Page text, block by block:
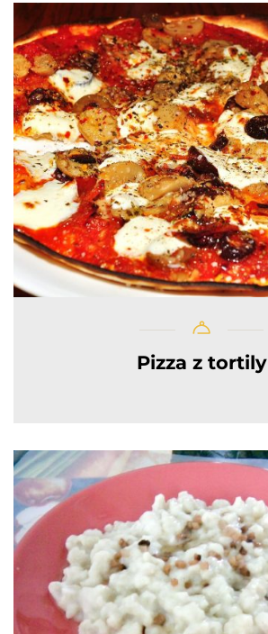
Pizza z tortily